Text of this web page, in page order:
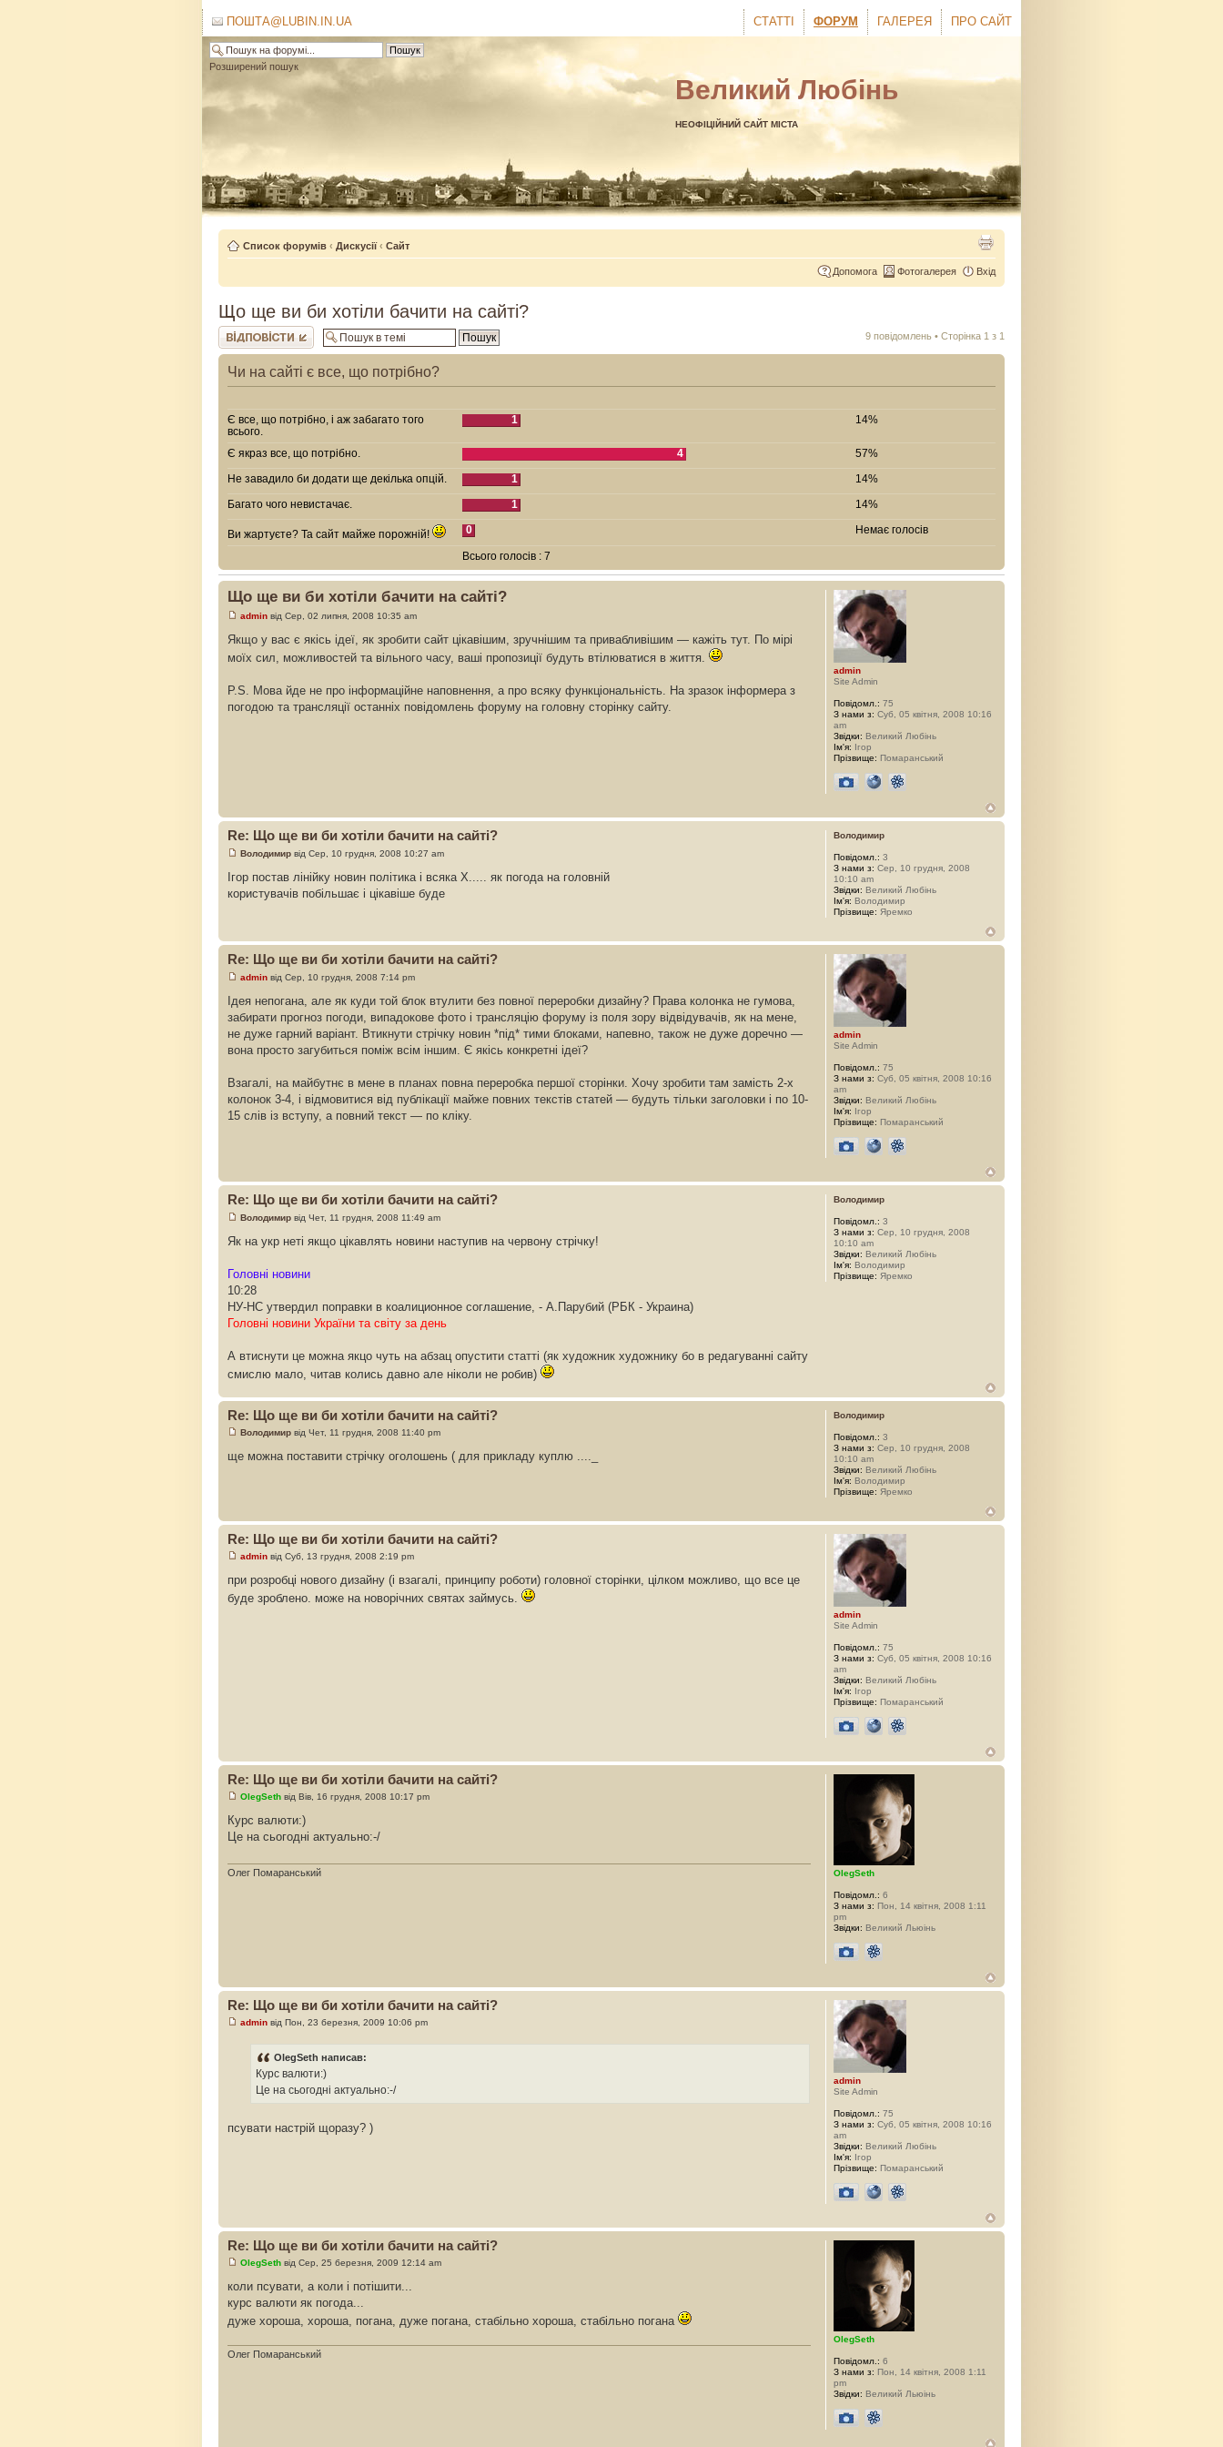
ПРО САЙТ
ГАЛЕРЕЯ
ФОРУМ
СТАТТІ
ПОШТА@LUBIN.IN.UA
Великий Любінь
НЕОФІЦІЙНИЙ САЙТ МІСТА
Розширений пошук
Список форумів ‹ Дискусії ‹ Сайт
Допомога Фотогалерея Вхід
Що ще ви би хотіли бачити на сайті?
Відповісти 9 повідомлень • Сторінка 1 з 1
Чи на сайті є все, що потрібно?
Є все, що потрібно, і аж забагато того
всього.
1 14%
Є якраз все, що потрібно. 4
57%
Не завадило би додати ще декілька опцій.
1
14%
Багато чого невистачає.
1 14%
Ви жартуєте? Та сайт майже порожній! 0 Немає голосів
Всього голосів : 7
Що ще ви би хотіли бачити на сайті?
admin від Сер, 02 липня, 2008 10:35 am
Якщо у вас є якісь ідеї, як зробити сайт цікавішим, зручнішим та привабливішим — кажіть тут. По мірі
моїх сил, можливостей та вільного часу, ваші пропозиції будуть втілюватися в життя.
P.S. Мова йде не про інформаційне наповнення, а про всяку функціональність. На зразок інформера з
погодою та трансляції останніх повідомлень форуму на головну сторінку сайту.
admin
Site Admin
Повідомл.: 75
З нами з: Суб, 05 квітня, 2008 10:16
am
Звідки: Великий Любінь
Ім'я: Ігор
Прізвище: Помаранський
Re: Що ще ви би хотіли бачити на сайті?
Володимир від Сер, 10 грудня, 2008 10:27 am
Ігор постав лінійку новин політика і всяка Х..... як погода на головній
користувачів побільшає і цікавіше буде
Володимир
Повідомл.: 3
З нами з: Сер, 10 грудня, 2008
10:10 am
Звідки: Великий Любінь
Ім'я: Володимир
Прізвище: Яремко
Re: Що ще ви би хотіли бачити на сайті?
admin від Сер, 10 грудня, 2008 7:14 pm
Ідея непогана, але як куди той блок втулити без повної переробки дизайну? Права колонка не гумова,
забирати прогноз погоди, випадокове фото і трансляцію форуму із поля зору відвідувачів, як на мене,
не дуже гарний варіант. Втикнути стрічку новин *під* тими блоками, напевно, також не дуже доречно —
вона просто загубиться поміж всім іншим. Є якісь конкретні ідеї?
Взагалі, на майбутнє в мене в планах повна переробка першої сторінки. Хочу зробити там замість 2-х
колонок 3-4, і відмовитися від публікації майже повних текстів статей — будуть тільки заголовки і по 10-
15 слів із вступу, а повний текст — по кліку.
admin
Site Admin
Повідомл.: 75
З нами з: Суб, 05 квітня, 2008 10:16
am
Звідки: Великий Любінь
Ім'я: Ігор
Прізвище: Помаранський
Re: Що ще ви би хотіли бачити на сайті?
Володимир від Чет, 11 грудня, 2008 11:49 am
Як на укр неті якщо цікавлять новини наступив на червону стрічку!
Головні новини
10:28
НУ-НС утвердил поправки в коалиционное соглашение, - А.Парубий (РБК - Украина)
Головні новини України та світу за день
А втиснути це можна якцо чуть на абзац опустити статті (як художник художнику бо в редагуванні сайту
смислю мало, читав колись давно але ніколи не робив)
Володимир
Повідомл.: 3
З нами з: Сер, 10 грудня, 2008
10:10 am
Звідки: Великий Любінь
Ім'я: Володимир
Прізвище: Яремко
Re: Що ще ви би хотіли бачити на сайті?
Володимир від Чет, 11 грудня, 2008 11:40 pm
ще можна поставити стрічку оголошень ( для прикладу куплю ...._
Володимир
Повідомл.: 3
З нами з: Сер, 10 грудня, 2008
10:10 am
Звідки: Великий Любінь
Ім'я: Володимир
Прізвище: Яремко
Re: Що ще ви би хотіли бачити на сайті?
admin від Суб, 13 грудня, 2008 2:19 pm
при розробці нового дизайну (і взагалі, принципу роботи) головної сторінки, цілком можливо, що все це
буде зроблено. може на новорічних святах займусь.
admin
Site Admin
Повідомл.: 75
З нами з: Суб, 05 квітня, 2008 10:16
am
Звідки: Великий Любінь
Ім'я: Ігор
Прізвище: Помаранський
Re: Що ще ви би хотіли бачити на сайті?
OlegSeth від Вів, 16 грудня, 2008 10:17 pm
Курс валюти:)
Це на сьогодні актуально:-/
Олег Помаранський OlegSeth
Повідомл.: 6
З нами з: Пон, 14 квітня, 2008 1:11
pm
Звідки: Великий Льюінь
Re: Що ще ви би хотіли бачити на сайті?
admin від Пон, 23 березня, 2009 10:06 pm
OlegSeth написав:
Курс валюти:)
Це на сьогодні актуально:-/
псувати настрій щоразу? )
admin
Site Admin
Повідомл.: 75
З нами з: Суб, 05 квітня, 2008 10:16
am
Звідки: Великий Любінь
Ім'я: Ігор
Прізвище: Помаранський
Re: Що ще ви би хотіли бачити на сайті?
OlegSeth від Сер, 25 березня, 2009 12:14 am
коли псувати, а коли і потішити...
курс валюти як погода...
дуже хороша, хороша, погана, дуже погана, стабільно хороша, стабільно погана
Олег Помаранський
OlegSeth
Повідомл.: 6
З нами з: Пон, 14 квітня, 2008 1:11
pm
Звідки: Великий Льюінь